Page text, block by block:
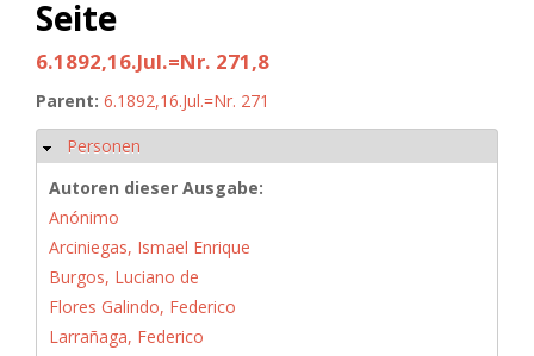
Seite
6.1892,16.Jul.=Nr. 271,8
Parent: 6.1892,16.Jul.=Nr. 271
Hide
Personen
Autoren dieser Ausgabe:
Anónimo
Arciniegas, Ismael Enrique
Burgos, Luciano de
Flores Galindo, Federico
Larrañaga, Federico